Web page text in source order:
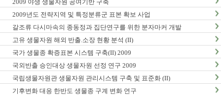
2009 야생 생물자원 공여기반 구축
2009년도 전략지역 및 특정분류군 표본 확보 사업
갈조류 다시마속의 종동정과 집단연구를 위한 분자마커 개발
고유 생물자원 해외 반출.소장 현황 분석 (II)
국가 생물종 확증표본 시스템 구축(II) 2009
국외반출 승인대상 생물자원 선정 연구 2009
국립생물자원관 생물자원 관리시스템 구축 및 표준화 (II)
기후변화 대응 한반도 생물종 구계 변화 연구